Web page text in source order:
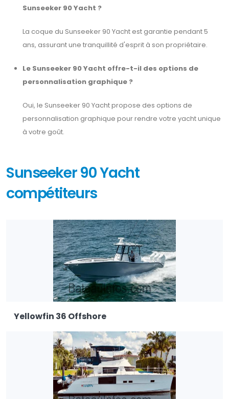
Sunseeker 90 Yacht ?
La coque du Sunseeker 90 Yacht est garantie pendant 5
ans, assurant une tranquillité d'esprit à son propriétaire.
Le Sunseeker 90 Yacht offre-t-il des options de
personnalisation graphique ?
Oui, le Sunseeker 90 Yacht propose des options de
personnalisation graphique pour rendre votre yacht unique
à votre goût.
Sunseeker 90 Yacht
compétiteurs
Yellowfin 36 Offshore